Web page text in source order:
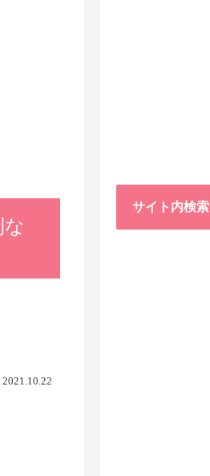
2021.10.22
サイト内検索